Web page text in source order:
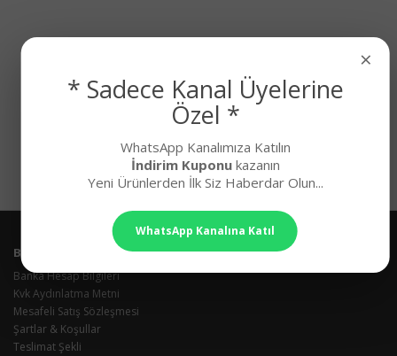
Bilgiler
Banka Hesap Bilgileri
Kvk Aydınlatma Metni
Mesafeli Satış Sözleşmesi
Şartlar & Koşullar
Teslimat Şekli
×
* Sadece Kanal Üyelerine
Özel *
WhatsApp Kanalımıza Katılın
İndirim Kuponukazanın
Yeni Ürünlerden İlk Siz Haberdar Olun...
WhatsApp Kanalına Katıl